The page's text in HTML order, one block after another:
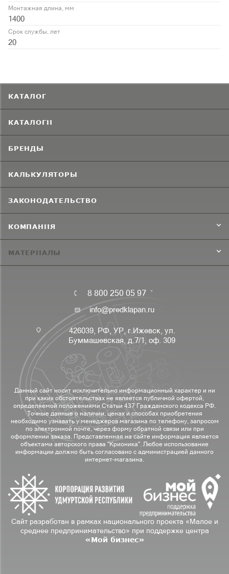
Монтажная длина, мм
1400
Срок службы, лет
20
КАТАЛОГ
КАТАЛОГИ
БРЕНДЫ
КАЛЬКУЛЯТОРЫ
ЗАКОНОДАТЕЛЬСТВО
КОМПАНИЯ
МАТЕРИАЛЫ
8 800 250 05 97
info@predklapan.ru
426039, РФ, УР, г.Ижевск, ул.
Буммашевская, д.7/1, оф. 309
Данный сайт носит исключительно информационный характер и ни
при каких обстоятельствах не является публичной офертой,
определяемой положениями Статьи 437 Гражданского кодекса РФ.
Точные данные о наличии, ценах и способах приобретения
необходимо узнавать у менеджеров магазина по телефону, запросом
по электронной почте, через форму обратной связи или при
оформлении заказа. Представленная на сайте информация является
объектами авторского права "Крионика". Любое использование
информации должно быть согласовано с администрацией данного
интернет-магазина.
Сайт разработан в рамках национального проекта «Малое и
среднее предпринимательство» при поддержке центра
«Мой бизнес»